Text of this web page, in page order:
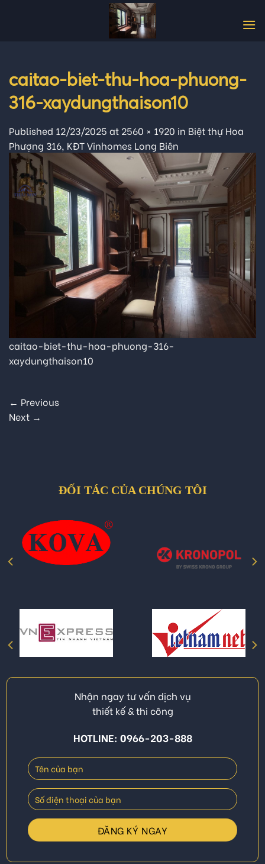
caitao-biet-thu-hoa-phuong-
316-xaydungthaison10
Published 12/23/2025 at 2560 × 1920 in Biệt thự Hoa
Phượng 316, KĐT Vinhomes Long Biên
caitao-biet-thu-hoa-phuong-316-
xaydungthaison10
← Previous
Next →
ĐỐI TÁC CỦA CHÚNG TÔI
Nhận ngay tư vấn dịch vụ
thiết kế & thi công
HOTLINE: 0966-203-888